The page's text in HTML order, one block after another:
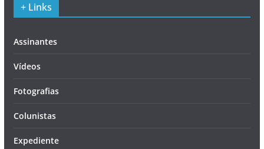
+ Links
Assinantes
Vídeos
Fotografias
Colunistas
Expediente